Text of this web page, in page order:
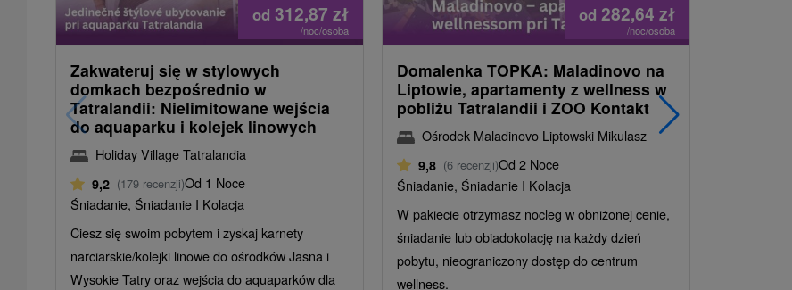
od 312,87 zł
/noc/osoba
Zakwateruj się w stylowych
domkach bezpośrednio w
Tatralandii: Nielimitowane wejścia
do aquaparku i kolejek linowych
Holiday Village Tatralandia
9,2 (179 recenzji)Od 1 Noce
Śniadanie, Śniadanie I Kolacja
Ciesz się swoim pobytem i zyskaj karnety
narciarskie/kolejki linowe do ośrodków Jasna i
Wysokie Tatry oraz wejścia do aquaparków dla
od 282,64 zł
/noc/osoba
Domalenka TOPKA: Maladinovo na
Liptowie, apartamenty z wellness w
pobliżu Tatralandii i ZOO Kontakt
Ośrodek Maladinovo Liptowski Mikulasz
9,8 (6 recenzji)Od 2 Noce
Śniadanie, Śniadanie I Kolacja
W pakiecie otrzymasz nocleg w obniżonej cenie,
śniadanie lub obiadokolację na każdy dzień
pobytu, nieograniczony dostęp do centrum
wellness.